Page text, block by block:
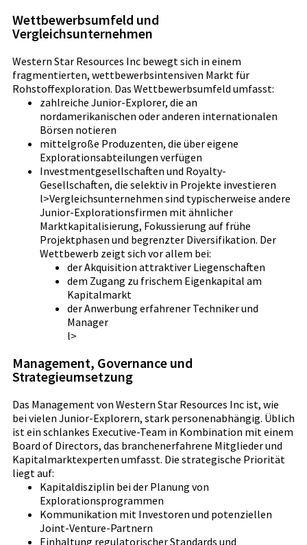
Wettbewerbsumfeld und
Vergleichsunternehmen
Western Star Resources Inc bewegt sich in einem
fragmentierten, wettbewerbsintensiven Markt für
Rohstoffexploration. Das Wettbewerbsumfeld umfasst:
zahlreiche Junior-Explorer, die an
nordamerikanischen oder anderen internationalen
Börsen notieren
mittelgroße Produzenten, die über eigene
Explorationsabteilungen verfügen
Investmentgesellschaften und Royalty-
Gesellschaften, die selektiv in Projekte investieren
l>Vergleichsunternehmen sind typischerweise andere
Junior-Explorationsfirmen mit ähnlicher
Marktkapitalisierung, Fokussierung auf frühe
Projektphasen und begrenzter Diversifikation. Der
Wettbewerb zeigt sich vor allem bei:
der Akquisition attraktiver Liegenschaften
dem Zugang zu frischem Eigenkapital am
Kapitalmarkt
der Anwerbung erfahrener Techniker und
Manager
l>
Management, Governance und
Strategieumsetzung
Das Management von Western Star Resources Inc ist, wie
bei vielen Junior-Explorern, stark personenabhängig. Üblich
ist ein schlankes Executive-Team in Kombination mit einem
Board of Directors, das branchenerfahrene Mitglieder und
Kapitalmarktexperten umfasst. Die strategische Priorität
liegt auf:
Kapitaldisziplin bei der Planung von
Explorationsprogrammen
Kommunikation mit Investoren und potenziellen
Joint-Venture-Partnern
Einhaltung regulatorischer Standards und